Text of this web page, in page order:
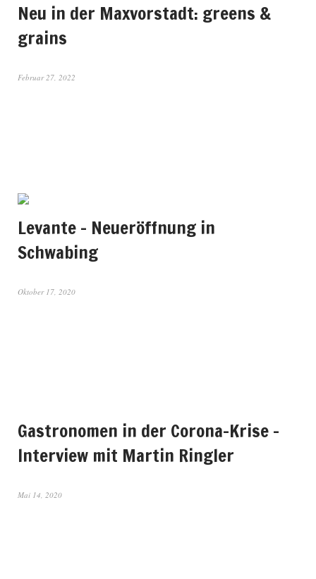
Neu in der Maxvorstadt: greens &
grains
Februar 27, 2022
Levante – Neueröffnung in
Schwabing
Oktober 17, 2020
Gastronomen in der Corona-Krise –
Interview mit Martin Ringler
Mai 14, 2020